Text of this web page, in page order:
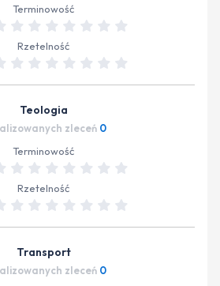
Terminowość
Rzetelność
Teologia
zleceń 0
Terminowość
Rzetelność
Transport
zleceń 0